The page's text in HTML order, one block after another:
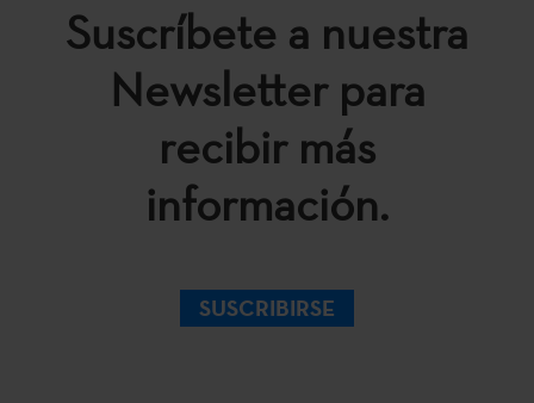
Suscríbete a nuestra
Newsletter para
recibir más
información.
SUSCRIBIRSE